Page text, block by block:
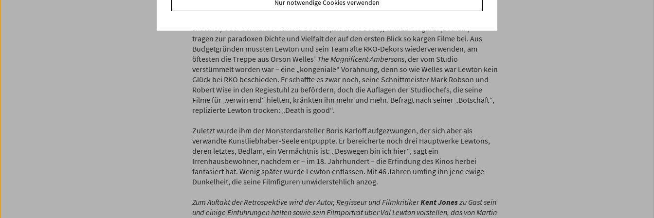
und alles andere als die „Fortsetzung“ eines Kassenschlagers. Auch Inspirationen aus der
Snatcher)oder der Kunst – Arnold Böcklin(Isle of the Dead),WilliamHogarth(Bedlam)–
tragen zur paradoxen Dichte und Vielfalt der auf den ersten Blick so kargen Filme bei. Aus
Budgetgründen mussten Lewton und sein Team alte RKO-Dekors wiederverwenden, am
öftesten die Treppe aus Orson Welles’ The Magnificent Ambersons, der vom Studio
verstümmelt worden war – eine „kongeniale“ Vorahnung, denn so wie Welles war Lewton kein
Glück bei RKO beschieden. Er schaffte es zwar noch, seine Schnittmeister Mark Robson und
Robert Wise in den Regiestuhl zu befördern, doch die Auflagen der Studiochefs, die seine
Filme für „verwirrend“ hielten, kränkten ihn mehr und mehr. Befragt nach seiner „Botschaft“,
replizierte Lewton trocken: „Death is good“.
Zuletzt wurde ihm der Monsterdarsteller Boris Karloff aufgezwungen, der sich aber als
verwandte Kunstliebhaber-Seele entpuppte. Er bereicherte noch drei Hauptwerke Lewtons,
deren letztes, Bedlam, ein Vermächtnis ist: „Deswegen bin ich hier“, sagt ein
Irrenhausbewohner, nachdem er – im 18. Jahrhundert – die Erfindung des Kinos herbei
fantasiert hat. Wenig später wurde Lewton entlassen. Mit 46 Jahren umfing ihn jene ewige
Dunkelheit, die seine Filmfiguren unwiderstehlich anzog.
Zum Auftakt der Retrospektive wird der Autor, Regisseur und FilmkritikerKent Joneszu Gast sein
und einige Einführungen halten sowie sein Filmporträt über Val Lewton vorstellen, das von Martin
Nur notwendige Cookies verwenden